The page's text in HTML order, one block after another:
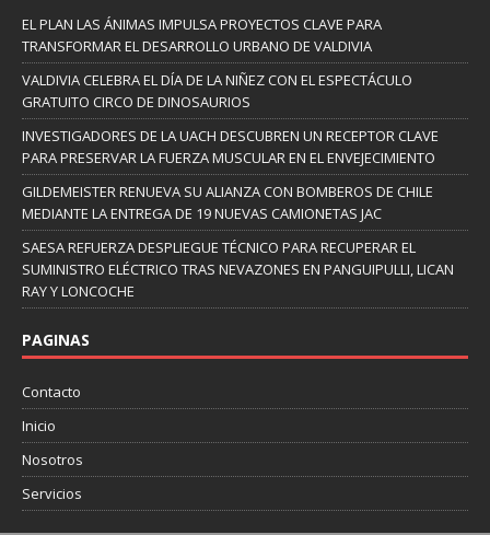
EL PLAN LAS ÁNIMAS IMPULSA PROYECTOS CLAVE PARA
TRANSFORMAR EL DESARROLLO URBANO DE VALDIVIA
VALDIVIA CELEBRA EL DÍA DE LA NIÑEZ CON EL ESPECTÁCULO
GRATUITO CIRCO DE DINOSAURIOS
INVESTIGADORES DE LA UACH DESCUBREN UN RECEPTOR CLAVE
PARA PRESERVAR LA FUERZA MUSCULAR EN EL ENVEJECIMIENTO
GILDEMEISTER RENUEVA SU ALIANZA CON BOMBEROS DE CHILE
MEDIANTE LA ENTREGA DE 19 NUEVAS CAMIONETAS JAC
SAESA REFUERZA DESPLIEGUE TÉCNICO PARA RECUPERAR EL
SUMINISTRO ELÉCTRICO TRAS NEVAZONES EN PANGUIPULLI, LICAN
RAY Y LONCOCHE
PAGINAS
Contacto
Inicio
Nosotros
Servicios